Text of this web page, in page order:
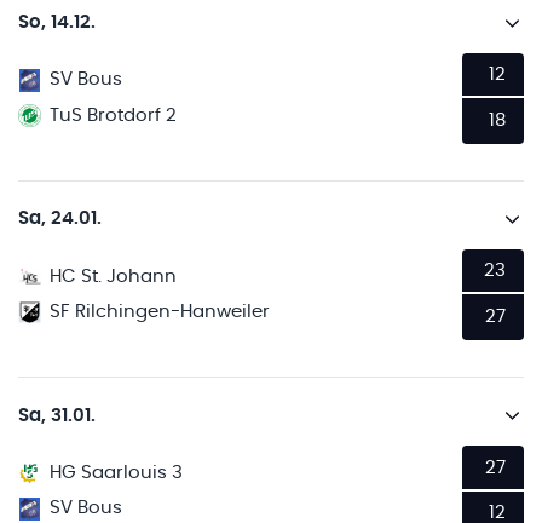
So, 14.12.
SV Bous
TuS Brotdorf 2
12
18
Sa, 24.01.
HC St. Johann
SF Rilchingen-Hanweiler
23
27
Sa, 31.01.
HG Saarlouis 3
SV Bous
27
12